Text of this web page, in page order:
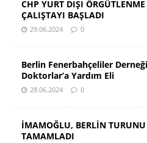
CHP YURT DIŞI
ÇALIŞTAYI BAŞLADI
29.06.2024 0
Berlin Fenerbahçeliler
Doktorlar’a Yardım Eli
28.06.2024 0
İMAMOĞLU, BERLİN
TAMAMLADI